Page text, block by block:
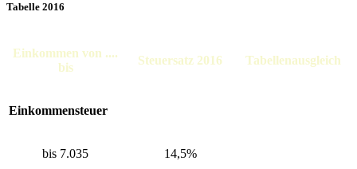
Tabelle 2016
Einkommen von ....
bis
Steuersatz 2016 Tabellenausgleich
Einkommensteuer
bis 7.035 14,5%